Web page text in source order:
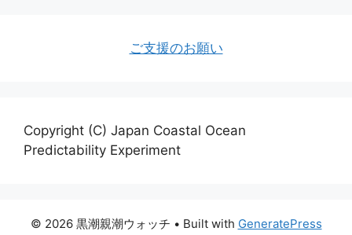
ご支援のお願い
Copyright (C) Japan Coastal Ocean
Predictability Experiment
© 2026 黒潮親潮ウォッチ • Built with GeneratePress